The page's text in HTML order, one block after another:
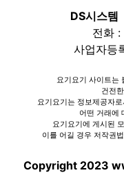
DS시스템
전화
사업자등
요기요기 사이트는
건전
요기요기는 정보제공자
어떤 거래에
요기요기에 게시된
이를 어길 경우 저작권
Copyright 2023